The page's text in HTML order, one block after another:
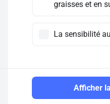
graisses et en
La sensibilité
Afficher